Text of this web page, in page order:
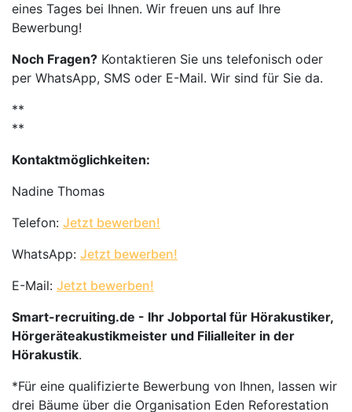
eines Tages bei Ihnen. Wir freuen uns auf Ihre
Bewerbung!
Noch Fragen? Kontaktieren Sie uns telefonisch oder
per WhatsApp, SMS oder E-Mail. Wir sind für Sie da.
**
**
Kontaktmöglichkeiten:
Nadine Thomas
Telefon: Jetzt bewerben!
WhatsApp: Jetzt bewerben!
E-Mail: Jetzt bewerben!
Smart-recruiting.de - Ihr Jobportal für Hörakustiker,
Hörgeräteakustikmeister und Filialleiter in der
Hörakustik.
*Für eine qualifizierte Bewerbung von Ihnen, lassen wir
drei Bäume über die Organisation Eden Reforestation